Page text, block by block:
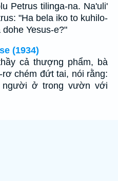
Petrus tilinga-na. Na'uli'
"Ha bela iko to kuhilo-
Yesus-e?"
(1934)
cả thượng phẩm, bà
chém đứt tai, nói rằng:
người ở trong vườn với